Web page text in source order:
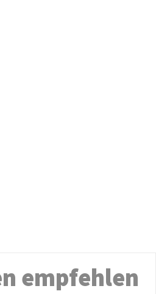
empfehlen